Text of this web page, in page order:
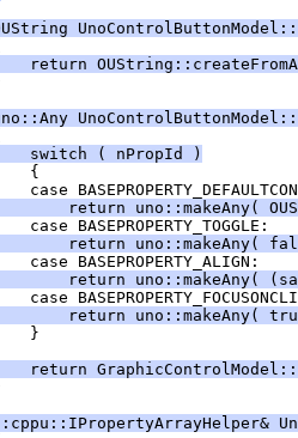
return
switch ( nPropId )
return uno::makeAny(
return uno::makeAny(
return uno::makeAny(
return uno::makeAny(
return